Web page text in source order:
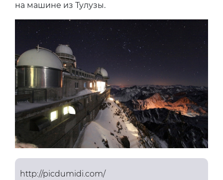
на машине из Тулузы.
http://picdumidi.com/